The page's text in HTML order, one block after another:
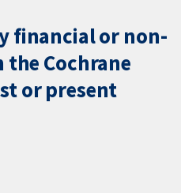
financial or non-
Cochrane
or present